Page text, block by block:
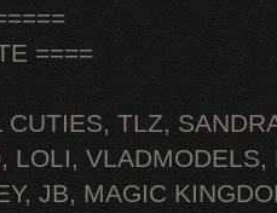
====
CUTIES, TLZ,
LOLI, VLADMODELS,
JB, MAGIC